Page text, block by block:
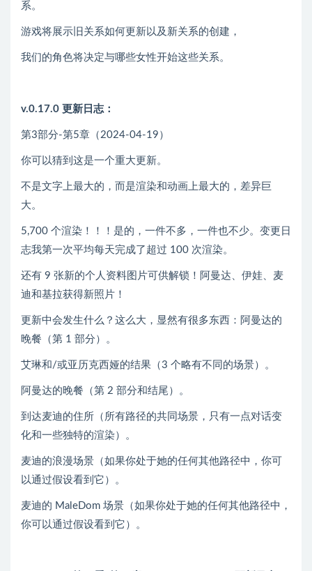
系。
游戏将展示旧关系如何更新以及新关系的创建，
我们的角色将决定与哪些女性开始这些关系。
v.0.17.0 更新日志：
第3部分-第5章（2024-04-19）
你可以猜到这是一个重大更新。
不是文字上最大的，而是渲染和动画上最大的，差异巨
大。
5,700 个渲染！！！是的，一件不多，一件也不少。变更日
志我第一次平均每天完成了超过 100 次渲染。
还有 9 张新的个人资料图片可供解锁！阿曼达、伊娃、麦
迪和基拉获得新照片！
更新中会发生什么？这么大，显然有很多东西：阿曼达的
晚餐（第 1 部分）。
艾琳和/或亚历克西娅的结果（3 个略有不同的场景）。
阿曼达的晚餐（第 2 部分和结尾）。
到达麦迪的住所（所有路径的共同场景，只有一点对话变
化和一些独特的渲染）。
麦迪的浪漫场景（如果你处于她的任何其他路径中，你可
以通过假设看到它）。
麦迪的 MaleDom 场景（如果你处于她的任何其他路径中，
你可以通过假设看到它）。